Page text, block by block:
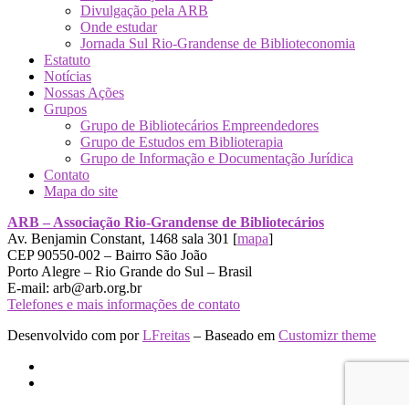
Divulgação pela ARB
Onde estudar
Jornada Sul Rio-Grandense de Biblioteconomia
Estatuto
Notícias
Nossas Ações
Grupos
Grupo de Bibliotecários Empreendedores
Grupo de Estudos em Biblioterapia
Grupo de Informação e Documentação Jurídica
Contato
Mapa do site
ARB – Associação Rio-Grandense de Bibliotecários
Av. Benjamin Constant, 1468 sala 301 [mapa]
CEP 90550-002 – Bairro São João
Porto Alegre – Rio Grande do Sul – Brasil
E-mail: arb@arb.org.br
Telefones e mais informações de contato
Desenvolvido com porLFreitas – Baseado em Customizr theme